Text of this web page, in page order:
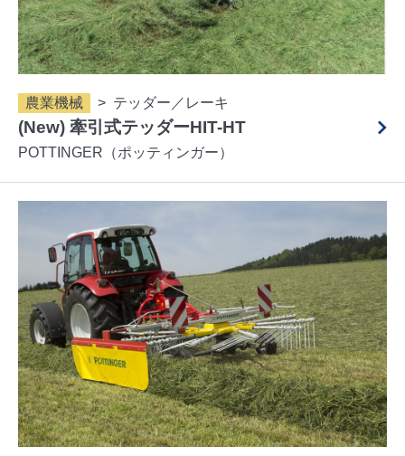
農業機械 テッダー／レーキ
(New) 牽引式テッダーHIT-HT
POTTINGER（ポッティンガー）